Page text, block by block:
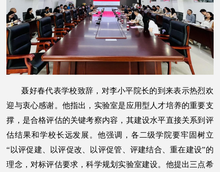
聂好春代表学校致辞，对李小平院长的到来表示热烈欢
迎与衷心感谢。他指出，实验室是应用型人才培养的重要支
撑，是合格评估的关键考察内容，其建设水平直接关系到评
估结果和学校长远发展。他强调，各二级学院要牢固树立
“以评促建、以评促改、以评促管、评建结合、重在建设”的
理念，对标评估要求，科学规划实验室建设。他提出三点希